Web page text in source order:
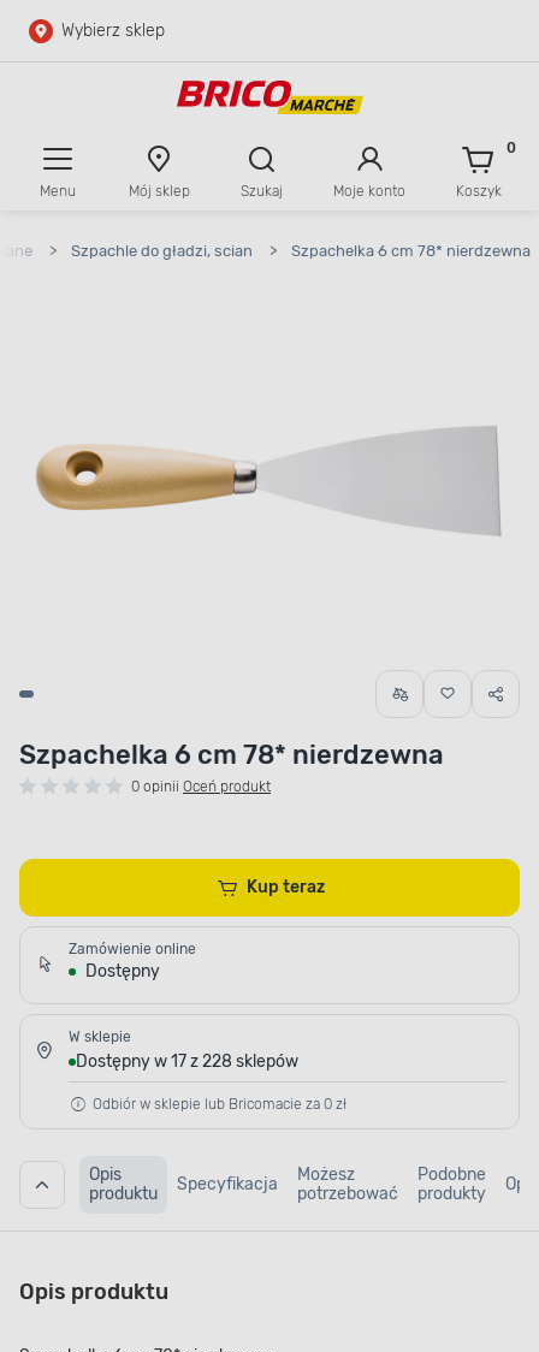
Przejdź do głównej zawartości
Wybierz sklep
Menu Mój sklep Szukaj Moje konto Koszyk
0
> Szpachle do gładzi, scian > Szpachelka 6 cm 78* nierdzewna
Szpachelka 6 cm 78* nierdzewna
0 opinii Oceń produkt
Kup teraz
Zamówienie online
Dostępny
W sklepie
Dostępny w 17 z 228 sklepów
Odbiór w sklepie lub Bricomacie za 0 zł
Opis
produktu
Specyfikacja
Możesz
potrzebować
Podobne
produkty
Opis produktu